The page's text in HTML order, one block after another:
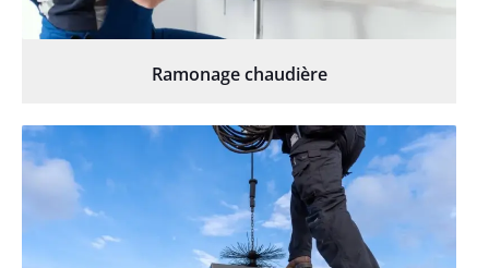
Ramonage chaudière